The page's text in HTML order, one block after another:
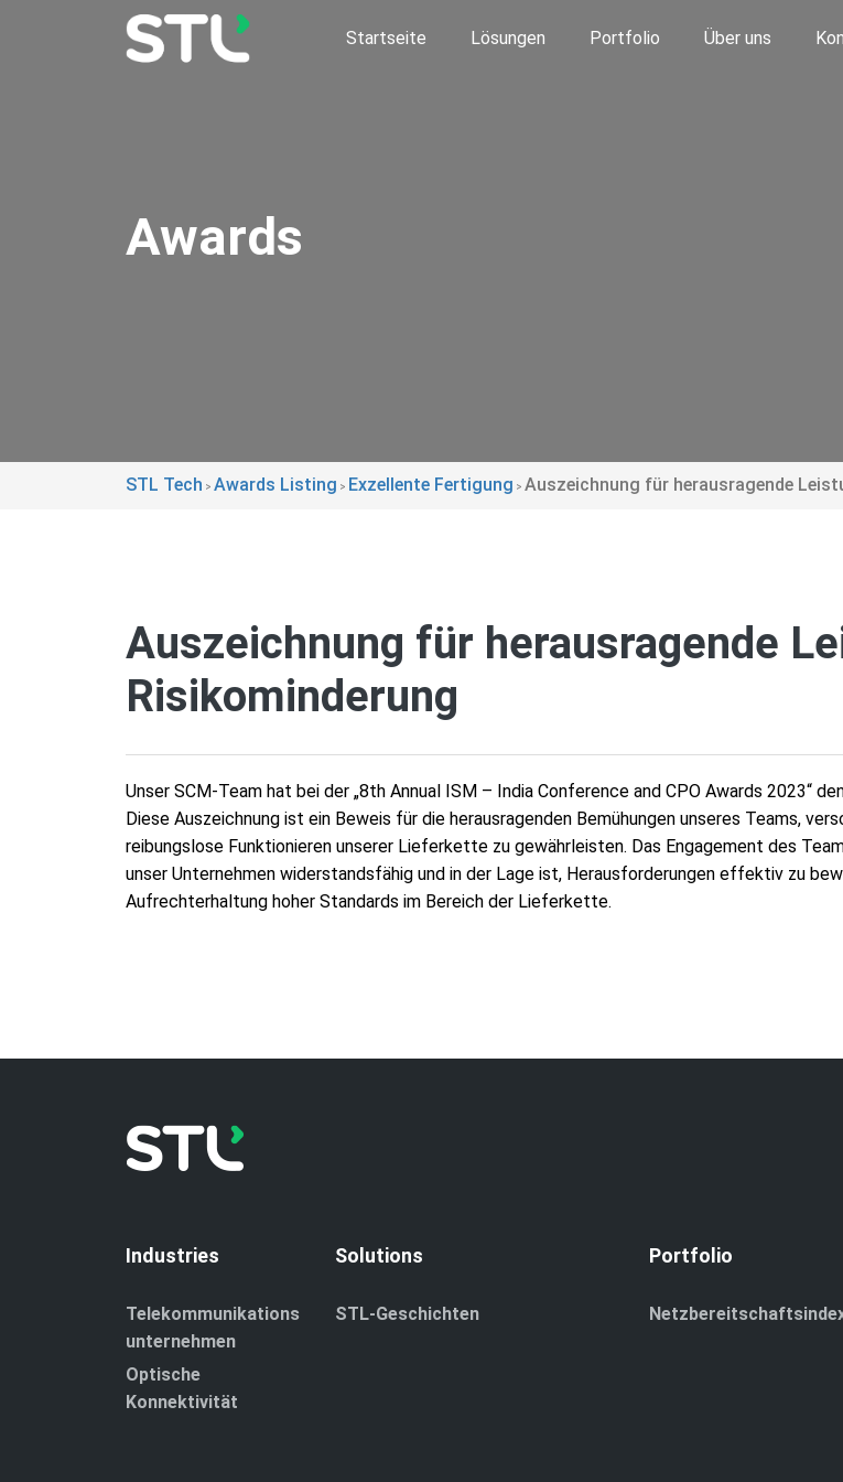
Startseite Lösungen Portfolio Über uns
Awards
STL Tech > Awards Listing > Exzellente Fertigung > Auszeichnung für herausragende
Auszeichnung für herausragende
Risikominderung
Unser SCM-Team hat bei der „8th Annual ISM – India Conference and CPO Awards 2023“
Diese Auszeichnung ist ein Beweis für die herausragenden Bemühungen unseres Teams,
reibungslose Funktionieren unserer Lieferkette zu gewährleisten. Das Engagement des
unser Unternehmen widerstandsfähig und in der Lage ist, Herausforderungen effektiv zu
Aufrechterhaltung hoher Standards im Bereich der Lieferkette.
Industries
Telekommunikations
unternehmen
Optische
Konnektivität
Solutions
STL-Geschichten
Portfolio